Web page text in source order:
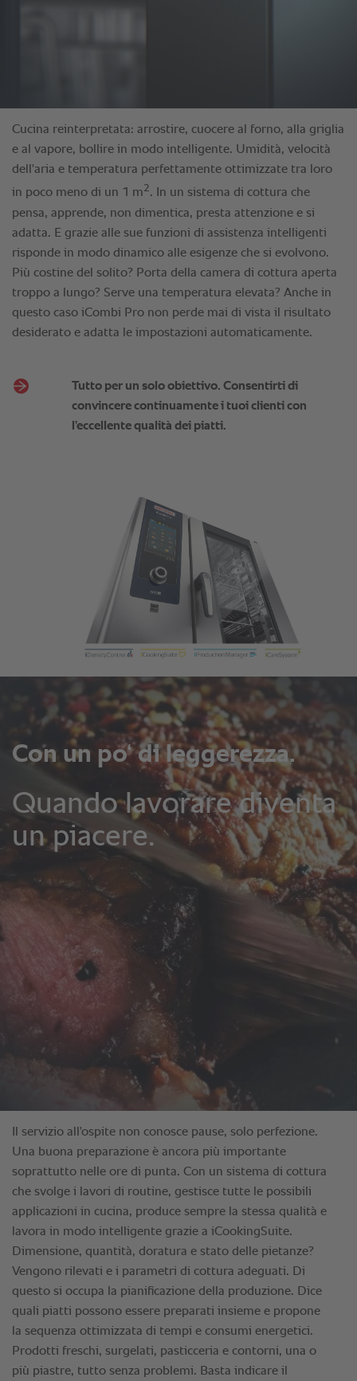
Tutto per un solo obiettivo. Consentirti di
convincere continuamente i tuoi clienti con
l’eccellente qualità dei piatti.
Il servizio all'ospite non conosce pause, solo perfezione.
Una buona preparazione è ancora più importante
soprattutto nelle ore di punta. Con un sistema di cottura
che svolge i lavori di routine, gestisce tutte le possibili
applicazioni in cucina, produce sempre la stessa qualità e
lavora in modo intelligente grazie a iCookingSuite.
Dimensione, quantità, doratura e stato delle pietanze?
Vengono rilevati e i parametri di cottura adeguati. Di
questo si occupa la pianificazione della produzione. Dice
quali piatti possono essere preparati insieme e propone
la sequenza ottimizzata di tempi e consumi energetici.
Prodotti freschi, surgelati, pasticceria e contorni, una o
più piastre, tutto senza problemi. Basta indicare il